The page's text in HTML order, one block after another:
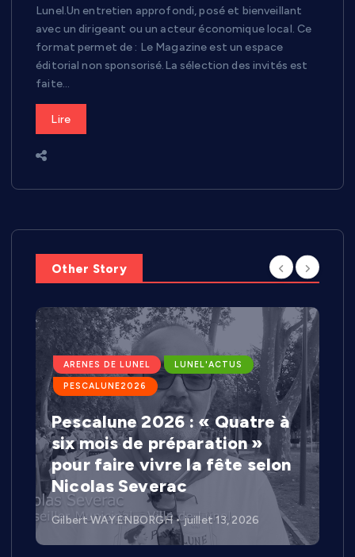
Lunel.Un entretien approfondi, posé et bienveillant
avec un dirigeant ou un acteur économique local. Ce
format permet de : Le Magazine est un espace
éditorial non sponsorisé.La sélection des invités est
faite…
Lire
Other Story
ARENES DE LUNEL LUNEL'ACTUS
PESCALUNE2026
Pescalune 2026 : « Quatre à
six mois de préparation »
pour faire vivre la fête selon
Nicolas Severac
Gilbert WAYENBORGH juillet 13, 2026